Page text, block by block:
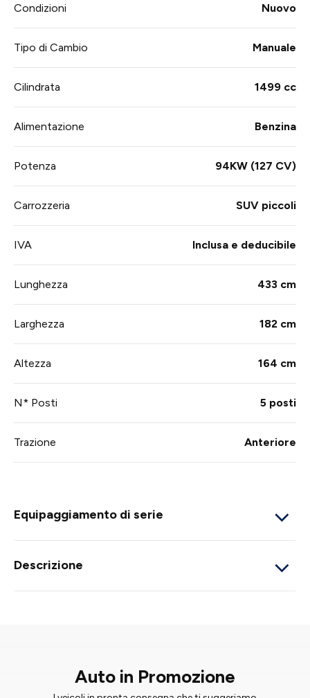
Condizioni Nuovo
Tipo di Cambio Manuale
Cilindrata 1499 cc
Alimentazione Benzina
Potenza 94KW (127 CV)
Carrozzeria SUV piccoli
IVA Inclusa e deducibile
Lunghezza 433 cm
Larghezza 182 cm
Altezza 164 cm
N* Posti 5 posti
Trazione Anteriore
Equipaggiamento di serie
Descrizione
Auto in Promozione